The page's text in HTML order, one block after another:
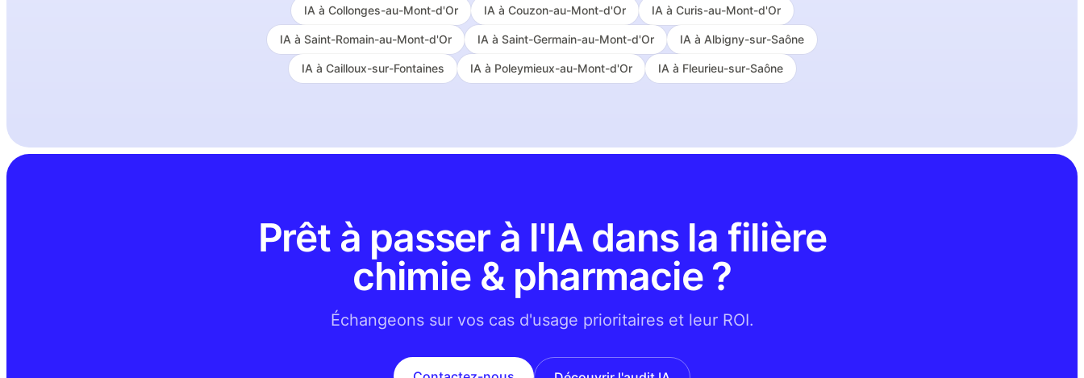
IA à Collonges-au-Mont-d'Or IA à Couzon-au-Mont-d'Or IA à Curis-au-Mont-d'Or
IA à Saint-Romain-au-Mont-d'Or IA à Saint-Germain-au-Mont-d'Or IA à Albigny-sur-Saône
IA à Cailloux-sur-Fontaines IA à Poleymieux-au-Mont-d'Or IA à Fleurieu-sur-Saône
Prêt à passer à l'IA dans la filière
chimie & pharmacie ?
Échangeons sur vos cas d'usage prioritaires et leur ROI.